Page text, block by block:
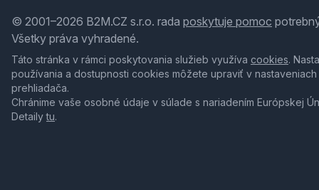
© 2001–2026 B2M.CZ s.r.o. rada poskytuje pomoc
Všetky práva vyhradené.
Táto stránka v rámci poskytovania služieb využíva cookies.
používania a dostupnosti cookies môžete upraviť v nastaveniach
prehliadača.
Chránime vaše osobné údaje v súlade s nariadením Európskej
Detailytu.